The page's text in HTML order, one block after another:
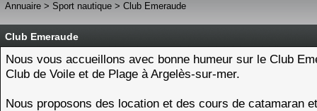
Annuaire > Sport nautique > Club Emeraude
Club Emeraude
Nous vous accueillons avec bonne humeur sur le Club
Club de Voile et de Plage à Argelès-sur-mer.
Nous proposons des location et des cours de catamaran